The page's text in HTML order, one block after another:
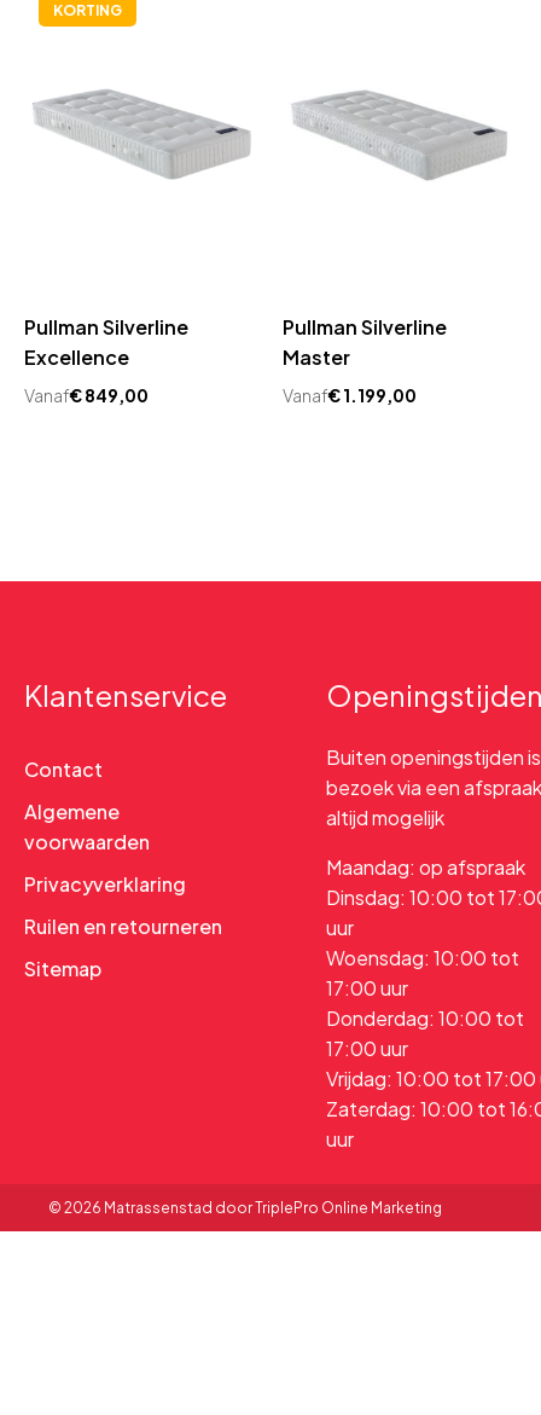
KORTING
Pullman Silverline
Excellence
Vanaf€849,00
Pullman Silverline
Master
Vanaf€1.199,00
Klantenservice
Contact
Algemene
voorwaarden
Privacyverklaring
Ruilen en retourneren
Sitemap
Buiten openingstijden is
bezoek via een afspraak
altijd mogelijk
Maandag: op afspraak
Dinsdag: 10:00 tot
uur
Woensdag: 10:00 tot
17:00 uur
Donderdag: 10:00 tot
17:00 uur
Vrijdag: 10:00 tot 17:00
Zaterdag: 10:00 tot
uur
© 2026 Matrassenstad door TriplePro Online Marketing